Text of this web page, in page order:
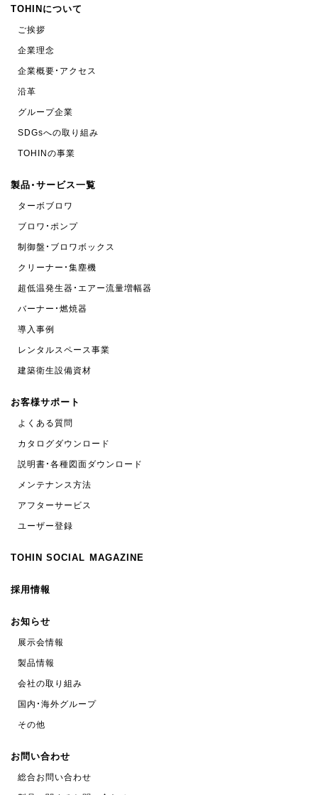
TOHINについて
ご挨拶
企業理念
企業概要・アクセス
沿革
グループ企業
SDGsへの取り組み
TOHINの事業
製品・サービス一覧
ターボブロワ
ブロワ・ポンプ
制御盤・ブロワボックス
クリーナー・集塵機
超低温発生器・エアー流量増幅器
バーナー・燃焼器
導入事例
レンタルスペース事業
建築衛生設備資材
お客様サポート
よくある質問
カタログダウンロード
説明書・各種図面ダウンロード
メンテナンス方法
アフターサービス
ユーザー登録
TOHIN SOCIAL MAGAZINE
採用情報
お知らせ
展示会情報
製品情報
会社の取り組み
国内・海外グループ
その他
お問い合わせ
総合お問い合わせ